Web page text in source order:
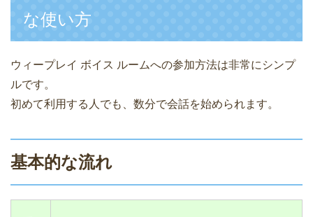
な使い方
ウィープレイ ボイス ルームへの参加方法は非常にシンプ
ルです。
初めて利用する人でも、数分で会話を始められます。
基本的な流れ